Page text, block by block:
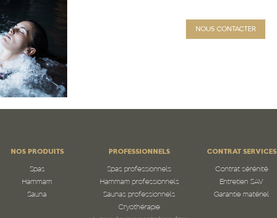
NOUS CONTACTER
NOS PRODUITS
Spas
Hammam
Sauna
PROFESSIONNELS
Spas professionnels
Hammam professionnels
Saunas professionnels
Cryothérapie
CONTRAT SERVICES
Contrat sérénité
Entretien SAV
Garantie matériel